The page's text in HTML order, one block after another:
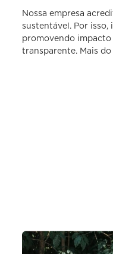
Nossa empresa
sustentável. Por isso,
promovendo
transparente. Mais